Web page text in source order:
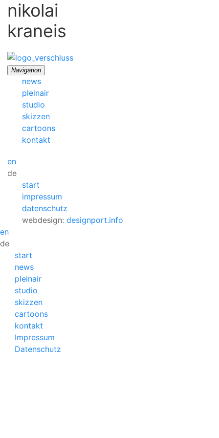
nikolai
kraneis
Navigation
news
pleinair
studio
skizzen
cartoons
kontakt
en
de
start
impressum
datenschutz
webdesign: designport.info
en
de
start
news
pleinair
studio
skizzen
cartoons
kontakt
Impressum
Datenschutz